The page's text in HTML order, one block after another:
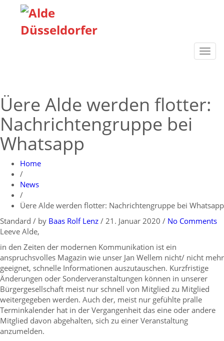
Üere Alde werden flotter:
Nachrichtengruppe bei
Whatsapp
Home
/
News
/
Üere Alde werden flotter: Nachrichtengruppe bei Whatsapp
Standard / by Baas Rolf Lenz / 21. Januar 2020 / No Comments
Leeve Alde,
in den Zeiten der modernen Kommunikation ist ein
anspruchsvolles Magazin wie unser Jan Wellem nicht/ nicht mehr
geeignet, schnelle Informationen auszutauschen. Kurzfristige
Änderungen oder Sonderveranstaltungen können in unserer
Bürgergesellschaft meist nur schnell von Mitglied zu Mitglied
weitergegeben werden. Auch der, meist nur gefühlte pralle
Terminkalender hat in der Vergangenheit das eine oder andere
Mitglied davon abgehalten, sich zu einer Veranstaltung
anzumelden.